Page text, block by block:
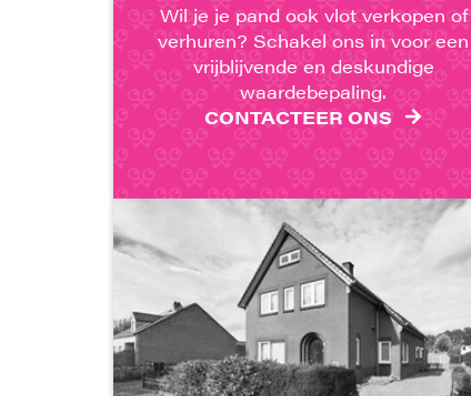
Wil je je pand ook vlot verkopen of
verhuren? Schakel ons in voor een
vrijblijvende en deskundige
waardebepaling.
CONTACTEER ONS